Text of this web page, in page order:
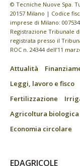
© Tecniche Nuove Spa.
20157 Milano | Codice
imprese di Milano:
Registrazione Tribunale
registrata presso il
ROC n. 24344 dell’11
Attualità
Leggi, lavoro e fisco
Fertilizzazione
Agricoltura biologica
Economia circolare
EDAGRICOLE